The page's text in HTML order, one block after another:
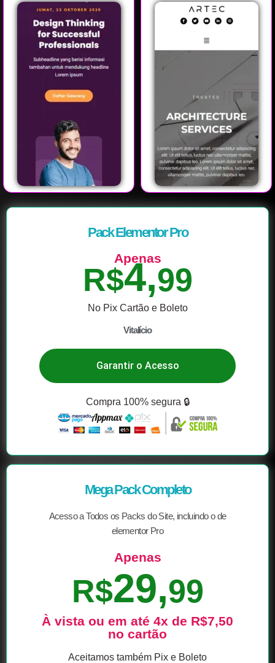
Pack Elementor Pro
Apenas
R$4,99
No Pix Cartão e Boleto
Vitalício
Garantir o Acesso
Compra 100% segura 🔒
Mega Pack Completo
Acesso a Todos os Packs do Site, incluindo o de
elementor Pro
Apenas
R$29,99
À vista ou em até 4x de R$7,50
no cartão
Aceitamos também Pix e Boleto